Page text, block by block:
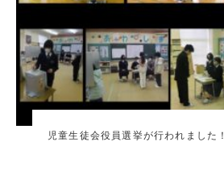
児童生徒会役員選挙が行われました！